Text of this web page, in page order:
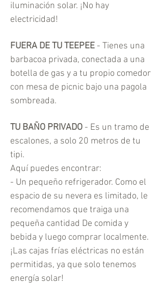
iluminación solar. ¡No hay
electricidad!
FUERA DE TU TEEPEE - Tienes una
barbacoa privada, conectada a una
botella de gas y a tu propio comedor
con mesa de picnic bajo una pagola
sombreada.
TU BAÑO PRIVADO - Es un tramo de
escalones, a solo 20 metros de tu
tipi.
Aquí puedes encontrar:
- Un pequeño refrigerador. Como el
espacio de su nevera es limitado, le
recomendamos que traiga una
pequeña cantidad De comida y
bebida y luego comprar localmente.
¡Las cajas frías eléctricas no están
permitidas, ya que solo tenemos
energía solar!